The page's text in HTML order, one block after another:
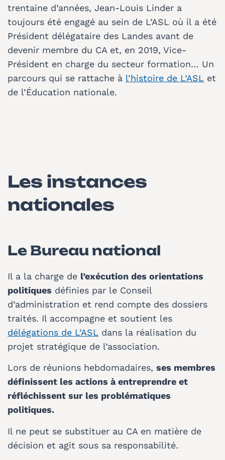
trentaine d’années, Jean-Louis Linder a
toujours été engagé au sein de L’ASL où il a été
Président délégataire des Landes avant de
devenir membre du CA et, en 2019, Vice-
Président en charge du secteur formation… Un
parcours qui se rattache à l’histoire de L’ASL et
de l’Éducation nationale.
Les instances
nationales
Le Bureau national
Il a la charge de l’exécution des orientations
politiques définies par le Conseil
d’administration et rend compte des dossiers
traités. Il accompagne et soutient les
délégations de L’ASL dans la réalisation du
projet stratégique de l’association.
Lors de réunions hebdomadaires, ses membres
définissent les actions à entreprendre et
réfléchissent sur les problématiques
politiques.
Il ne peut se substituer au CA en matière de
décision et agit sous sa responsabilité.